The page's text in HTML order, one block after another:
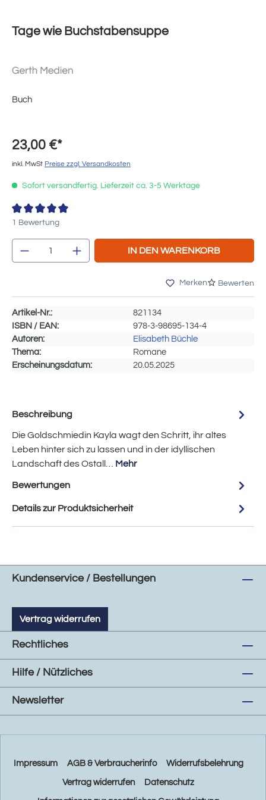
Tage wie Buchstabensuppe
Buch
23,00 €*
inkl. MwSt Preise zzgl. Versandkosten
Sofort versandfertig. Lieferzeit ca. 3-5 Werktage
Durchschnittliche Bewertung von 5 von 5 Sternen
1 Bewertung
Produkt Anzahl: Gib den gewünschten
IN DEN WARENKORB
Merken Bewerten
Artikel-Nr.:
821134
ISBN / EAN:
978-3-98695-134-4
Autoren:
Elisabeth Büchle
Thema:
Romane
Erscheinungsdatum:
20.05.2025
Beschreibung
Die Goldschmiedin Kayla wagt den Schritt, ihr altes
Leben hinter sich zu lassen und in der idyllischen
Landschaft des Ostall… Mehr
Bewertungen
Details zur Produktsicherheit
Kundenservice / Bestellungen
Vertrag widerrufen
Rechtliches
Hilfe / Nützliches
Newsletter
Impressum AGB & Verbraucherinfo Widerrufsbelehrung
Vertrag widerrufen Datenschutz